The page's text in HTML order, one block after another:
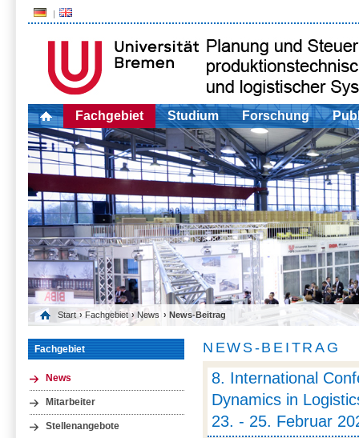
Fachgebiet Studium Forschung
Start › Fachgebiet › News › News-Beitrag
Fachgebiet
News
Mitarbeiter
Stellenangebote
NEWS-BEITRAG
8. International
Dynamics in
23. - 25. Februar